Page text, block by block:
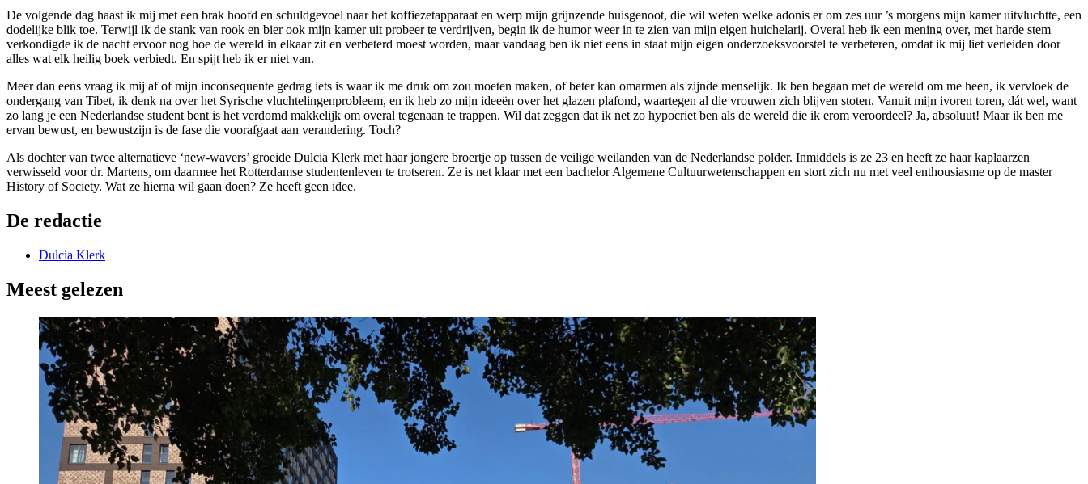
De volgende dag haast ik mij met een brak hoofd en schuldgevoel naar het koffiezetapparaat en werp mijn grijnzende huisgenoot, die wil weten welke adonis er om zes uur ’s morgens mijn kamer uitvluchtte, een
dodelijke blik toe. Terwijl ik de stank van rook en bier ook mijn kamer uit probeer te verdrijven, begin ik de humor weer in te zien van mijn eigen huichelarij. Overal heb ik een mening over, met harde stem
verkondigde ik de nacht ervoor nog hoe de wereld in elkaar zit en verbeterd moest worden, maar vandaag ben ik niet eens in staat mijn eigen onderzoeksvoorstel te verbeteren, omdat ik mij liet verleiden door
alles wat elk heilig boek verbiedt. En spijt heb ik er niet van.
Meer dan eens vraag ik mij af of mijn inconsequente gedrag iets is waar ik me druk om zou moeten maken, of beter kan omarmen als zijnde menselijk. Ik ben begaan met de wereld om me heen, ik vervloek de
ondergang van Tibet, ik denk na over het Syrische vluchtelingenprobleem, en ik heb zo mijn ideeën over het glazen plafond, waartegen al die vrouwen zich blijven stoten. Vanuit mijn ivoren toren, dát wel, want
zo lang je een Nederlandse student bent is het verdomd makkelijk om overal tegenaan te trappen. Wil dat zeggen dat ik net zo hypocriet ben als de wereld die ik erom veroordeel? Ja, absoluut! Maar ik ben me
ervan bewust, en bewustzijn is de fase die voorafgaat aan verandering. Toch?
Als dochter van twee alternatieve ‘new-wavers’ groeide Dulcia Klerk met haar jongere broertje op tussen de veilige weilanden van de Nederlandse polder. Inmiddels is ze 23 en heeft ze haar kaplaarzen
verwisseld voor dr. Martens, om daarmee het Rotterdamse studentenleven te trotseren. Ze is net klaar met een bachelor Algemene Cultuurwetenschappen en stort zich nu met veel enthousiasme op de master
History of Society. Wat ze hierna wil gaan doen? Ze heeft geen idee.
De redactie
Dulcia Klerk
Meest gelezen